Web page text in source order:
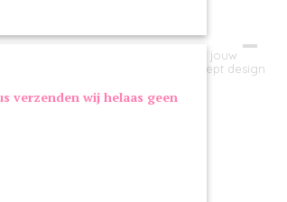
ontbreken in de garderobe van jouw
top heeft een zwart/wit gestreept design
verzenden wij helaas geen